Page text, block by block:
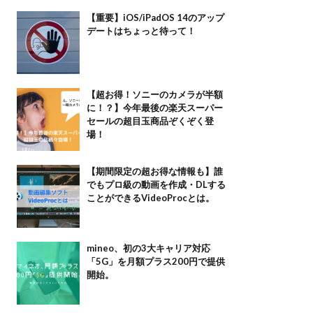
【重要】iOS/iPadOS 14のアップ
デートはちょっと待って！
【超お得！ソニーのカメラが半額
に！？】今年最後の楽天スーパー
セールの超目玉商品ぞくぞく登
場！
【期間限定の超お得な情報も】誰
でもプロ級の動画を作成・DLする
ことができるVideoProcとは。
mineo、初の3大キャリア対応
「5G」を月額プラス200円で提供
開始。